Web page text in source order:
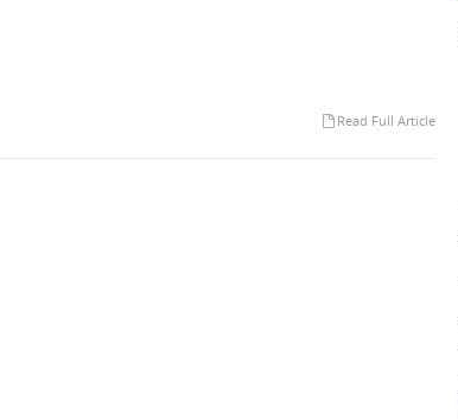
Read Full Article